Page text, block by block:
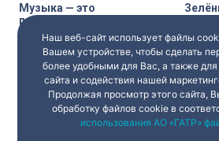
Музыка — это
пространство для
свободы: отчётный
концерт хоров
Академической гимназии
№56 на сцене Капеллы
10 мая 202307:45 10 мая
Наш веб-сайт использует файлы
Вашем устройстве, чтобы сделать
более удобными для Вас, а также для
сайта и содействия нашей
Продолжая просмотр этого сайта,
обработку файлов cookie в
использования АО «ГАТР»